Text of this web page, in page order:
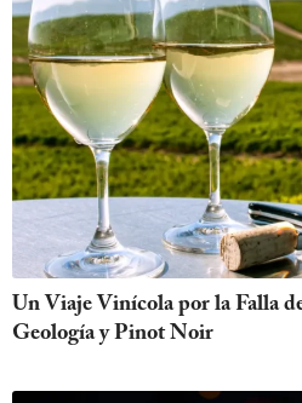
Un Viaje Vinícola por la Falla
Geología y Pinot Noir